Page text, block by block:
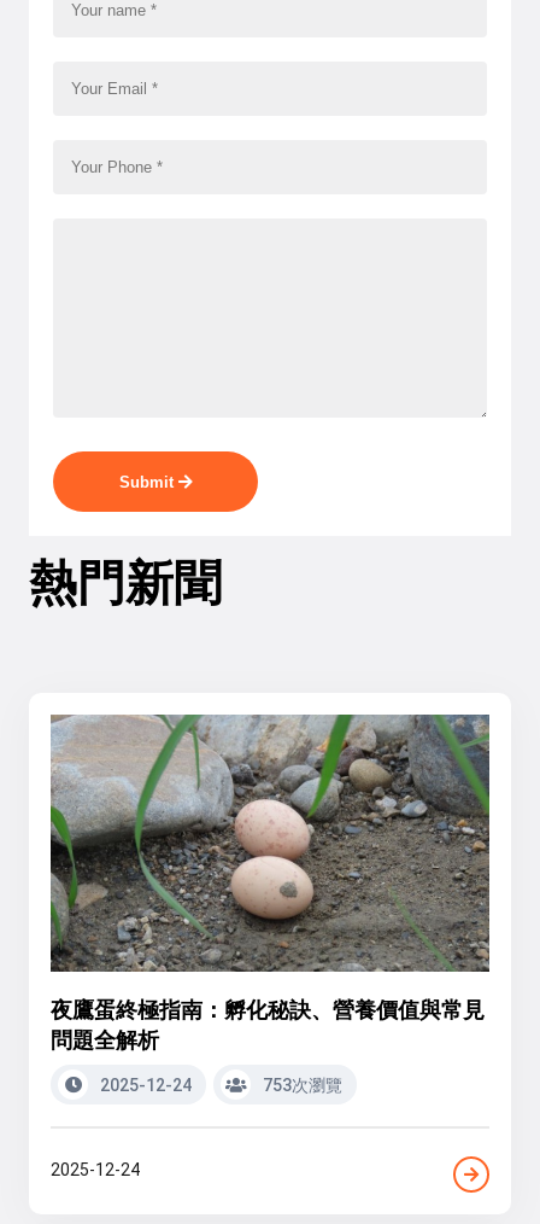
Submit
熱門新聞
夜鷹蛋終極指南：孵化秘訣、營養價值與常見
問題全解析
2025-12-24 753次瀏覽
2025-12-24